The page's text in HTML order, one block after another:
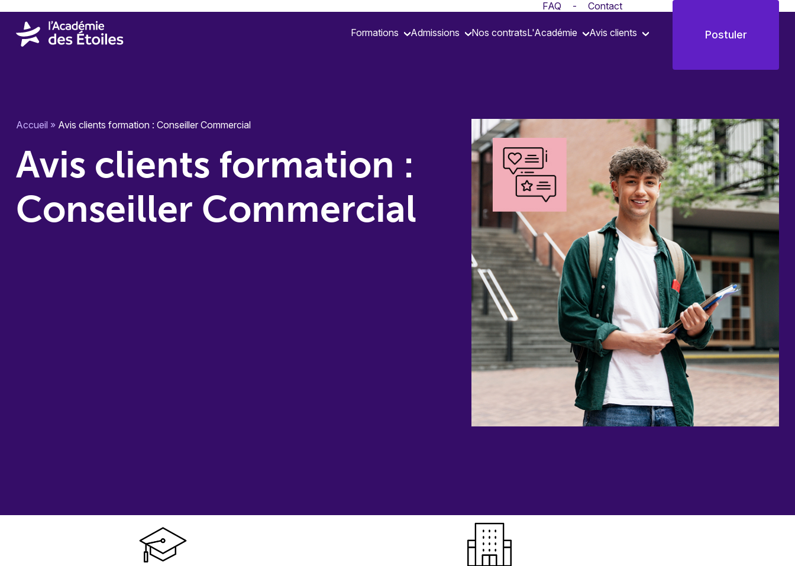
FAQ - Contact
Postuler
Formations Admissions Nos contratsL'Académie Avis clients
Accueil » Avis clients formation : Conseiller Commercial
Avis clients formation :
Conseiller Commercial